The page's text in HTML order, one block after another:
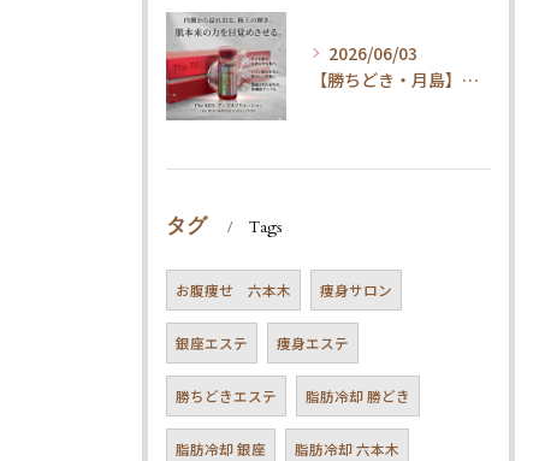
2026/06/03
【勝ちどき・月島】腹筋してもお腹が凹まない方へ。脂肪冷却＆最新技術とは
タグ Tags
お腹痩せ 六本木 痩身サロン
銀座エステ 痩身エステ
勝ちどきエステ 脂肪冷却 勝どき
脂肪冷却 銀座 脂肪冷却 六本木